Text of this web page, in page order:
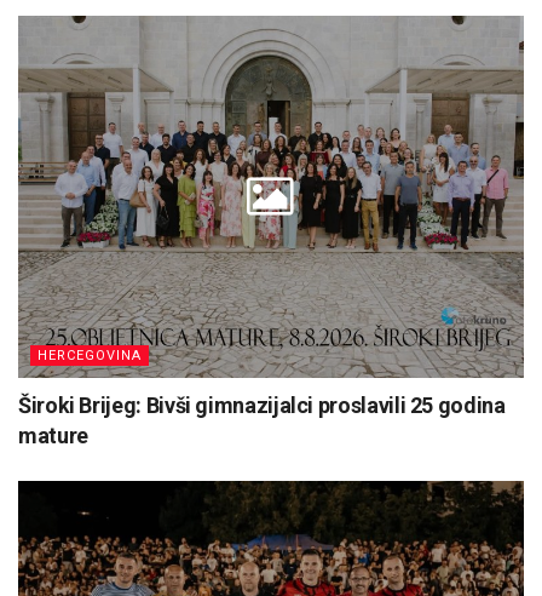
HERCEGOVINA
Široki Brijeg: Bivši gimnazijalci proslavili 25 godina
mature